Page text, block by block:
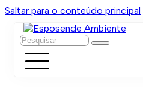
Saltar para o conteúdo principal
Pesquisar